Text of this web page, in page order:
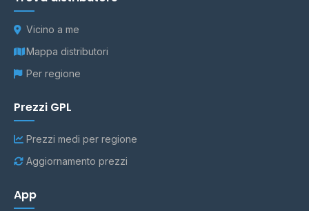
Vicino a me
Mappa distributori
Per regione
Prezzi GPL
Prezzi medi per regione
Aggiornamento prezzi
App